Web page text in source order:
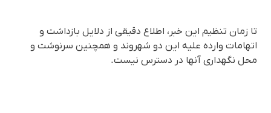
تا زمان تنظیم این خبر، اطلاع دقیقی از دلایل بازداشت و
اتهامات وارده علیه این دو شهروند و همچنین سرنوشت و
محل نگهداری آنها در دسترس نیست.